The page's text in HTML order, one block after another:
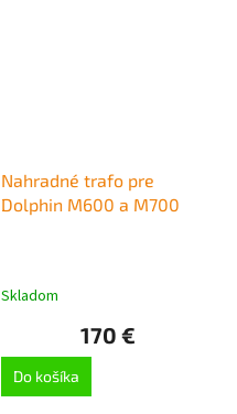
Nahradné trafo pre
Dolphin M600 a M700
Skladom
170 €
Do košíka